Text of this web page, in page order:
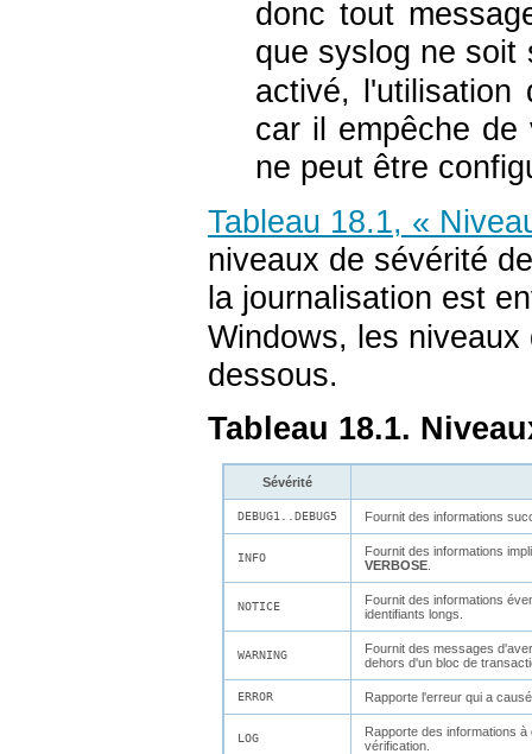
donc tout
que syslog ne soit
activé, l'utilisation
car il empêche de
ne peut être
Tableau 18.1, «
niveaux de sévérité
la journalisation est
Windows, les
dessous.
Tableau 18.1.
Sévérité
DEBUG1..DEBUG5 Fournit des informations
INFO
Fournit des informations
VERBOSE.
NOTICE
Fournit des informations
identifiants longs.
WARNING
Fournit des messages
dehors d'un bloc de
ERROR Rapporte l'erreur qui a
LOG
Rapporte des informations
vérification.